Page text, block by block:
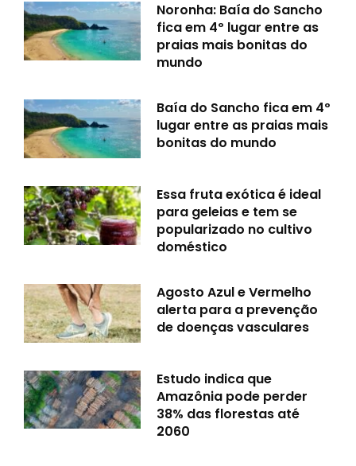
Noronha: Baía do Sancho
fica em 4º lugar entre as
praias mais bonitas do
mundo
Baía do Sancho fica em 4º
lugar entre as praias mais
bonitas do mundo
Essa fruta exótica é ideal
para geleias e tem se
popularizado no cultivo
doméstico
Agosto Azul e Vermelho
alerta para a prevenção
de doenças vasculares
Estudo indica que
Amazônia pode perder
38% das florestas até
2060